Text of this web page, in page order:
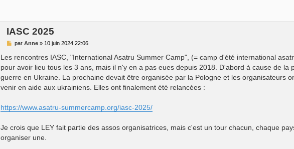
IASC 2025
M
s
a
g
e
parAnne » 10 juin 2024 22:06
Les rencontres IASC, "International Asatru Summer Camp", (= camp d'été international
pour avoir lieu tous les 3 ans, mais il n'y en a pas eues depuis 2018. D'abord à cause de la
guerre en Ukraine. La prochaine devait être organisée par la Pologne et les organisateurs
venir en aide aux ukrainiens. Elles ont finalement été relancées :
https://www.asatru-summercamp.org/iasc-2025/
Je crois que LEY fait partie des assos organisatrices, mais c'est un tour chacun, chaque
organiser une.